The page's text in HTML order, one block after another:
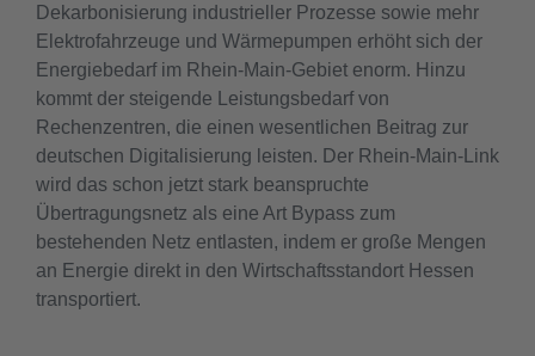
Dekarbonisierung industrieller Prozesse sowie mehr
Elektrofahrzeuge und Wärmepumpen erhöht sich der
Energiebedarf im Rhein-Main-Gebiet enorm. Hinzu
kommt der steigende Leistungsbedarf von
Rechenzentren, die einen wesentlichen Beitrag zur
deutschen Digitalisierung leisten. Der Rhein-Main-Link
wird das schon jetzt stark beanspruchte
Übertragungsnetz als eine Art Bypass zum
bestehenden Netz entlasten, indem er große Mengen
an Energie direkt in den Wirtschaftsstandort Hessen
transportiert.